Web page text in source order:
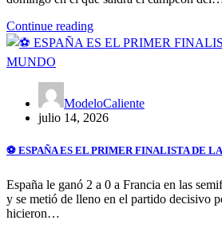
Continue reading
ModeloCaliente
julio 14, 2026
⚽ ESPAÑA ES EL PRIMER FINALISTA DE
España le ganó 2 a 0 a Francia en las
y se metió de lleno en el partido decisivo
hicieron…